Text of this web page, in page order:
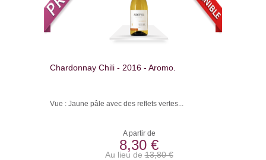
Chardonnay Chili - 2016 - Aromo.
Vue : Jaune pâle avec des reflets vertes...
A partir de
8,30 €
Au lieu de13,80 €